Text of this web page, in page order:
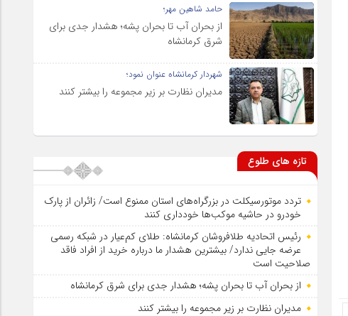
حامد شاهین مهر؛
از بحران آب تا بحران پشه؛ هشدار جدی برای
شرق کرمانشاه
شهردار کرمانشاه عنوان نمود؛
مدیران نظارت بر زیر مجموعه را بیشتر کنند
تازه های طلوع
تردد موتورسیکلت در بزرگراه‌های استان ممنوع است/ زائران از پارک
خودرو در حاشیه موکب‌ها خودداری کنند
رئیس اتحادیه طلافروشان کرمانشاه: طلای کم‌عیار در شبکه رسمی
عرضه جایی ندارد/ بیشترین هشدار ما درباره خرید از افراد فاقد
صلاحیت است
از بحران آب تا بحران پشه؛ هشدار جدی برای شرق کرمانشاه
مدیران نظارت بر زیر مجموعه را بیشتر کنند